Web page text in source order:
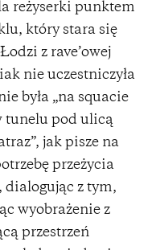
reżyserki punktem
który stara się
z rave’owej
nie uczestniczyła
była „na squacie
tunelu pod ulicą
jak pisze na
przeżycia
dialogując z tym,
wyobrażenie z
przestrzeń